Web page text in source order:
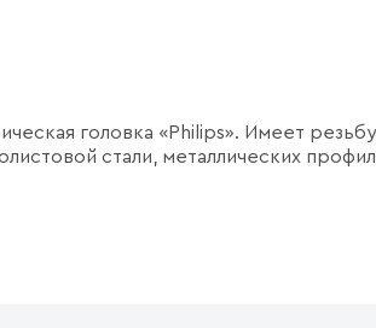
головка «Philips». Имеет
стали, металлических